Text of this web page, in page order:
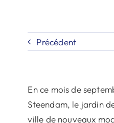
Précédent
En ce mois de
Steendam, le jardin
ville de nouveaux